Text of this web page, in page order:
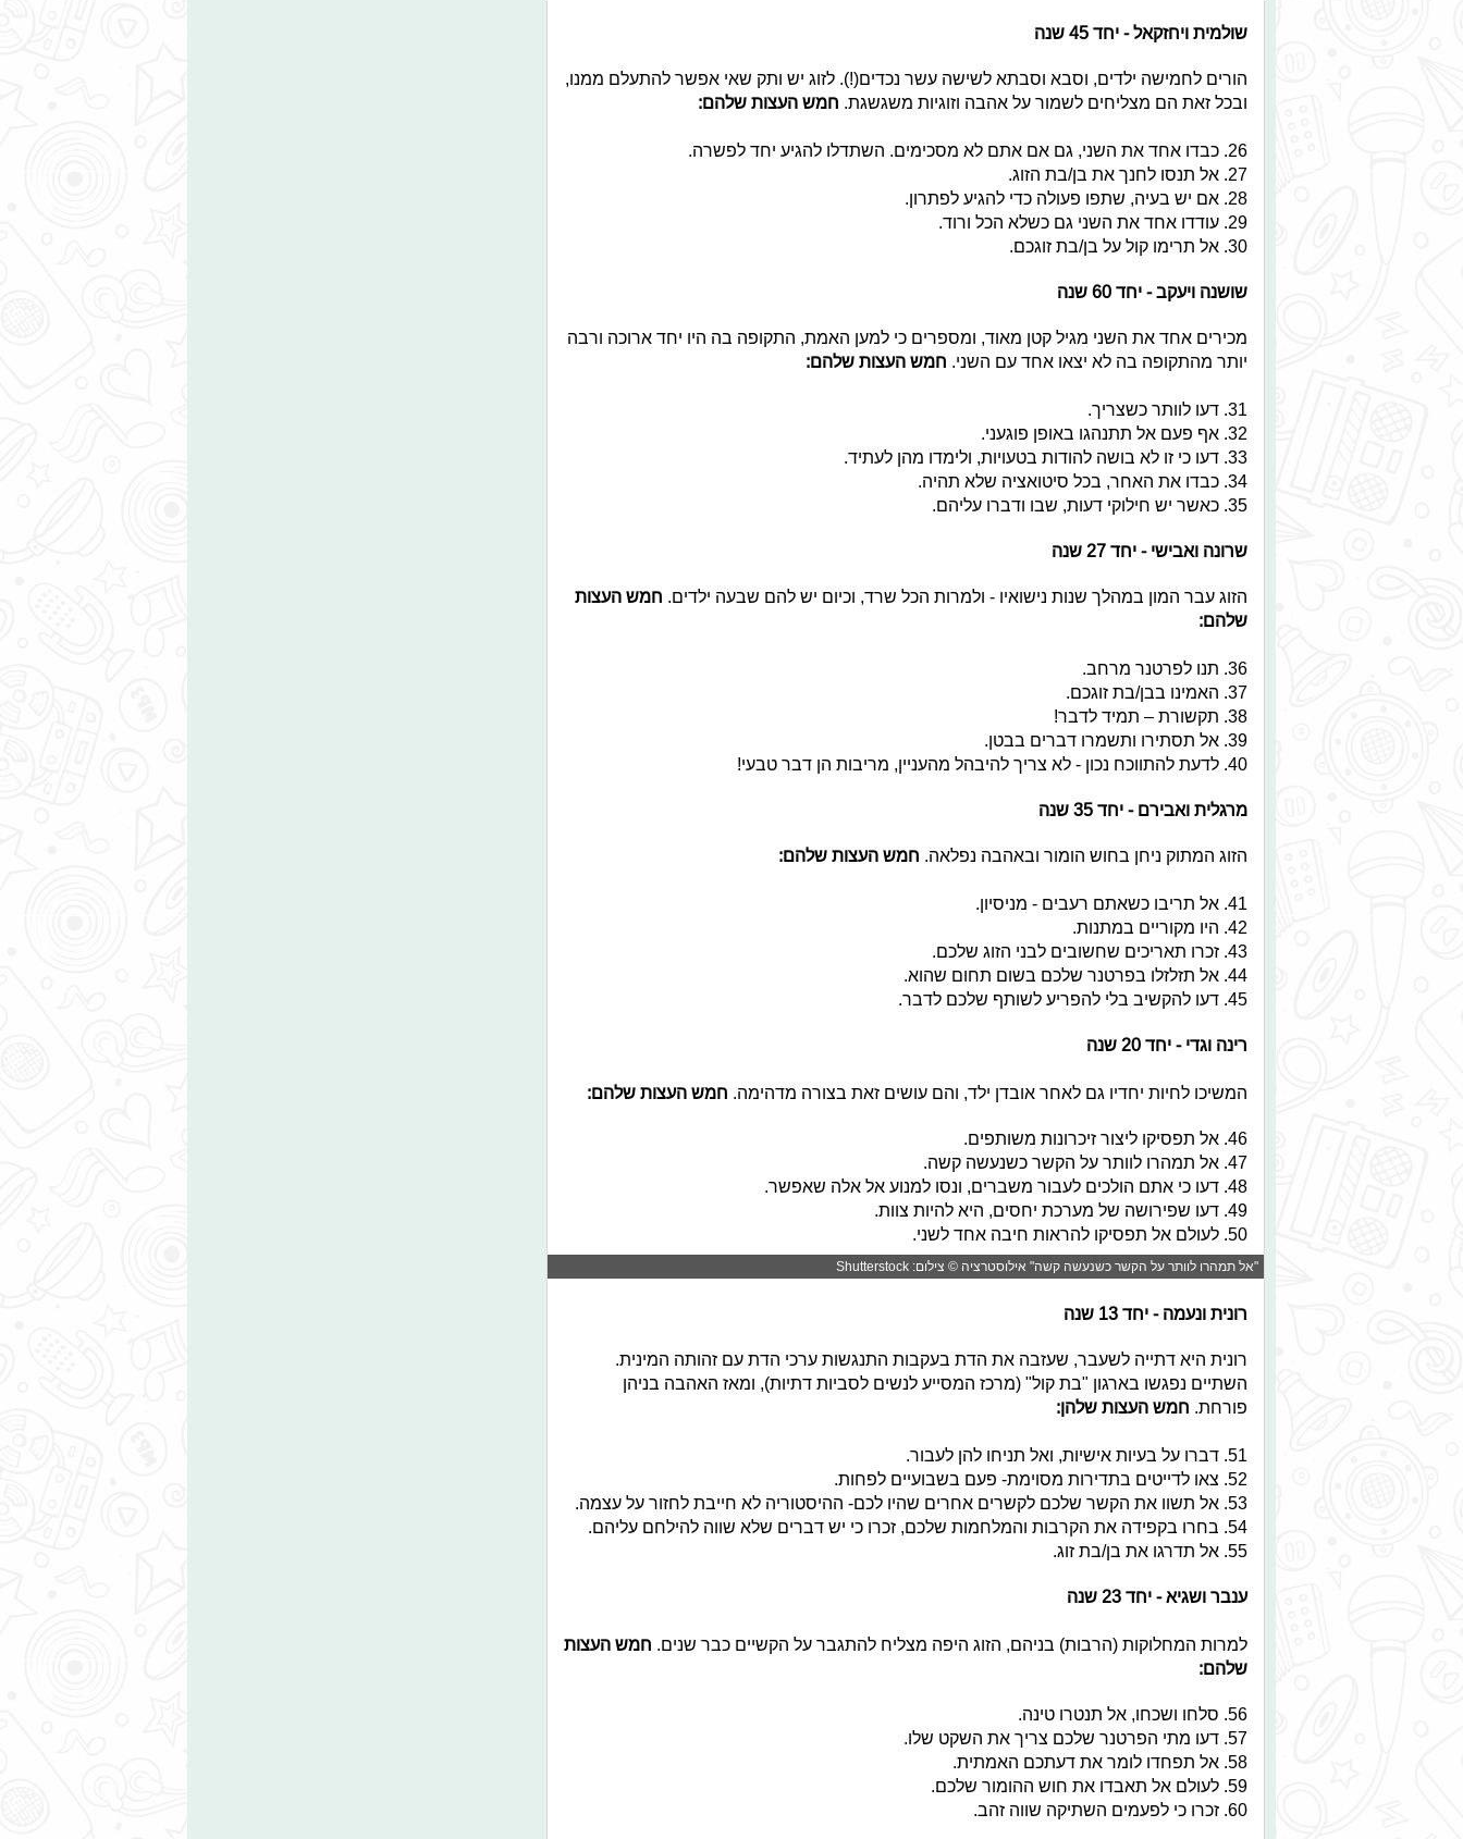
שולמית ויחזקאל - יחד 45 שנה
הורים לחמישה ילדים, וסבא וסבתא לשישה עשר נכדים(!). לזוג יש ותק שאי אפשר להתעלם ממנו,
ובכל זאת הם מצליחים לשמור על אהבה וזוגיות משגשגת. חמש העצות שלהם:
26. כבדו אחד את השני, גם אם אתם לא מסכימים. השתדלו להגיע יחד לפשרה.
27. אל תנסו לחנך את בן/בת הזוג.
28. אם יש בעיה, שתפו פעולה כדי להגיע לפתרון.
29. עודדו אחד את השני גם כשלא הכל ורוד.
30. אל תרימו קול על בן/בת זוגכם.
שושנה ויעקב - יחד 60 שנה
מכירים אחד את השני מגיל קטן מאוד, ומספרים כי למען האמת, התקופה בה היו יחד ארוכה ורבה
יותר מהתקופה בה לא יצאו אחד עם השני. חמש העצות שלהם:
31. דעו לוותר כשצריך.
32. אף פעם אל תתנהגו באופן פוגעני.
33. דעו כי זו לא בושה להודות בטעויות, ולימדו מהן לעתיד.
34. כבדו את האחר, בכל סיטואציה שלא תהיה.
35. כאשר יש חילוקי דעות, שבו ודברו עליהם.
שרונה ואבישי - יחד 27 שנה
הזוג עבר המון במהלך שנות נישואיו - ולמרות הכל שרד, וכיום יש להם שבעה ילדים. חמש העצות
שלהם:
36. תנו לפרטנר מרחב.
37. האמינו בבן/בת זוגכם.
38. תקשורת – תמיד לדבר!
39. אל תסתירו ותשמרו דברים בבטן.
40. לדעת להתווכח נכון - לא צריך להיבהל מהעניין, מריבות הן דבר טבעי!
מרגלית ואבירם - יחד 35 שנה
הזוג המתוק ניחן בחוש הומור ובאהבה נפלאה. חמש העצות שלהם:
41. אל תריבו כשאתם רעבים - מניסיון.
42. היו מקוריים במתנות.
43. זכרו תאריכים שחשובים לבני הזוג שלכם.
44. אל תזלזלו בפרטנר שלכם בשום תחום שהוא.
45. דעו להקשיב בלי להפריע לשותף שלכם לדבר.
רינה וגדי - יחד 20 שנה
המשיכו לחיות יחדיו גם לאחר אובדן ילד, והם עושים זאת בצורה מדהימה. חמש העצות שלהם:
46. אל תפסיקו ליצור זיכרונות משותפים.
47. אל תמהרו לוותר על הקשר כשנעשה קשה.
48. דעו כי אתם הולכים לעבור משברים, ונסו למנוע אל אלה שאפשר.
49. דעו שפירושה של מערכת יחסים, היא להיות צוות.
50. לעולם אל תפסיקו להראות חיבה אחד לשני.
"אל תמהרו לוותר על הקשר כשנעשה קשה" אילוסטרציה © צילום: Shutterstock
רונית ונעמה - יחד 13 שנה
רונית היא דתייה לשעבר, שעזבה את הדת בעקבות התנגשות ערכי הדת עם זהותה המינית.
השתיים נפגשו בארגון "בת קול" (מרכז המסייע לנשים לסביות דתיות), ומאז האהבה בניהן
פורחת. חמש העצות שלהן:
51. דברו על בעיות אישיות, ואל תניחו להן לעבור.
52. צאו לדייטים בתדירות מסוימת- פעם בשבועיים לפחות.
53. אל תשוו את הקשר שלכם לקשרים אחרים שהיו לכם- ההיסטוריה לא חייבת לחזור על עצמה.
54. בחרו בקפידה את הקרבות והמלחמות שלכם, זכרו כי יש דברים שלא שווה להילחם עליהם.
55. אל תדרגו את בן/בת זוג.
ענבר ושגיא - יחד 23 שנה
למרות המחלוקות (הרבות) בניהם, הזוג היפה מצליח להתגבר על הקשיים כבר שנים. חמש העצות
שלהם:
56. סלחו ושכחו, אל תנטרו טינה.
57. דעו מתי הפרטנר שלכם צריך את השקט שלו.
58. אל תפחדו לומר את דעתכם האמתית.
59. לעולם אל תאבדו את חוש ההומור שלכם.
60. זכרו כי לפעמים השתיקה שווה זהב.